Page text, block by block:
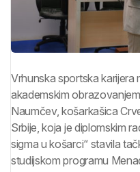
Vrhunska sportska karijera
akademskim
Naumčev, košarkašica
Srbije, koja je diplomskim
sigma u košarci“ stavila
studijskom programu